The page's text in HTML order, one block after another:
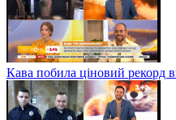
Кава побила ціновий рекорд